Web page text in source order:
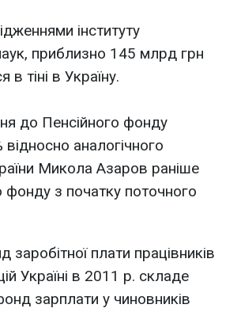
інституту
приблизно 145 млрд грн
тіні в Україну.
до Пенсійного фонду
аналогічного
Микола Азаров раніше
з початку поточного
плати працівників
Україні в 2011 р. складе
зарплати у чиновників